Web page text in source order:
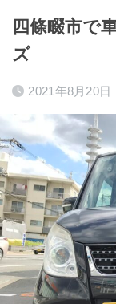
四條畷市で
ズ
2021年8月20日